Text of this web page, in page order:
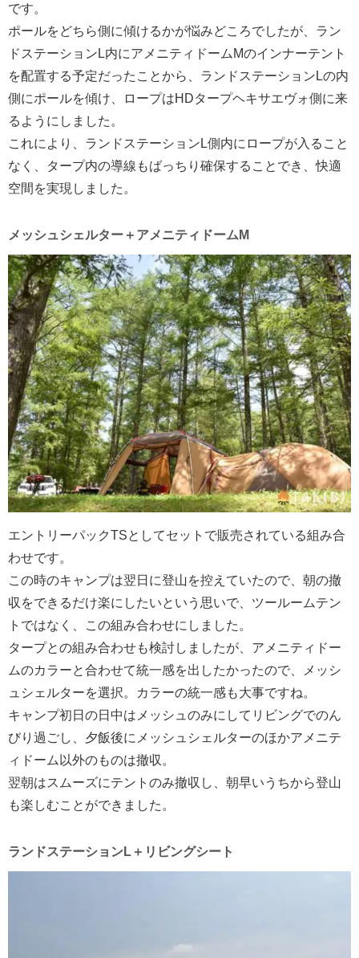
です。
ポールをどちら側に傾けるかが悩みどころでしたが、ラン
ドステーションL内にアメニティドームMのインナーテント
を配置する予定だったことから、ランドステーションLの内
側にポールを傾け、ロープはHDタープヘキサエヴォ側に来
るようにしました。
これにより、ランドステーションL側内にロープが入ること
なく、タープ内の導線もばっちり確保することでき、快適
空間を実現しました。
メッシュシェルター＋アメニティドームM
エントリーパックTSとしてセットで販売されている組み合
わせです。
この時のキャンプは翌日に登山を控えていたので、朝の撤
収をできるだけ楽にしたいという思いで、ツールームテン
トではなく、この組み合わせにしました。
タープとの組み合わせも検討しましたが、アメニティドー
ムのカラーと合わせて統一感を出したかったので、メッシ
ュシェルターを選択。カラーの統一感も大事ですね。
キャンプ初日の日中はメッシュのみにしてリビングでのん
びり過ごし、夕飯後にメッシュシェルターのほかアメニテ
ィドーム以外のものは撤収。
翌朝はスムーズにテントのみ撤収し、朝早いうちから登山
も楽しむことができました。
ランドステーションL＋リビングシート